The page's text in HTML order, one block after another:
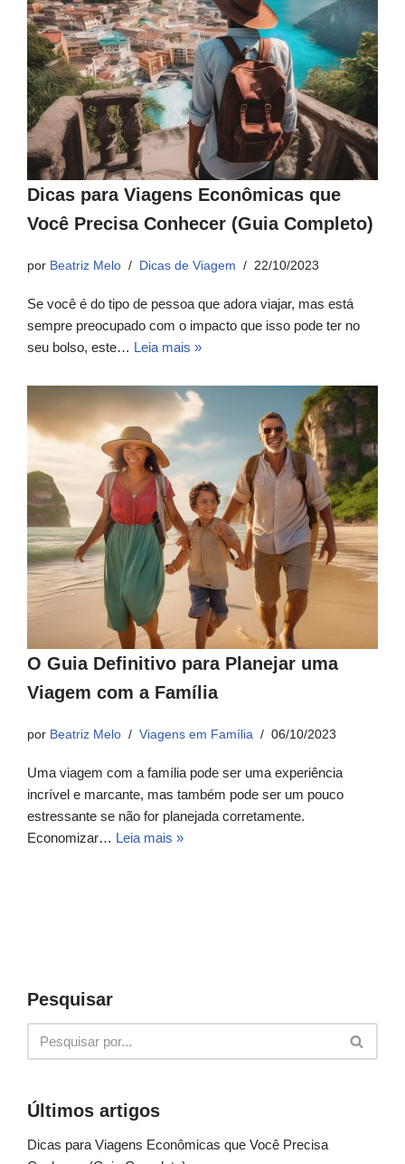
Dicas para Viagens Econômicas que
Você Precisa Conhecer (Guia Completo)
por Beatriz Melo Dicas de Viagem 22/10/2023
Se você é do tipo de pessoa que adora viajar, mas está
sempre preocupado com o impacto que isso pode ter no
seu bolso, este… Leia mais »
O Guia Definitivo para Planejar uma
Viagem com a Família
por Beatriz Melo Viagens em Família 06/10/2023
Uma viagem com a família pode ser uma experiência
incrível e marcante, mas também pode ser um pouco
estressante se não for planejada corretamente.
Economizar… Leia mais »
Pesquisar
Últimos artigos
Dicas para Viagens Econômicas que Você Precisa